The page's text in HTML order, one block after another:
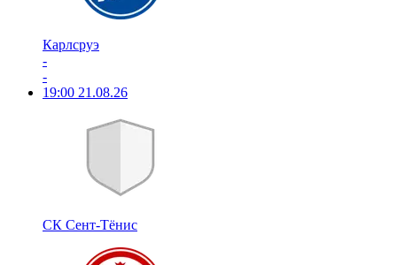
Карлсруэ
-
-
19:00 21.08.26
СК Сент-Тёнис